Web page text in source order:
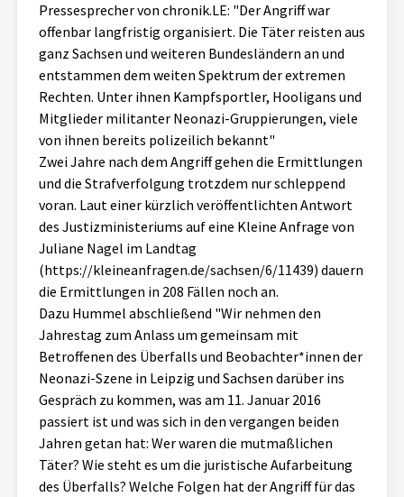
Pressesprecher von chronik.LE: "Der Angriff war
offenbar langfristig organisiert. Die Täter reisten aus
ganz Sachsen und weiteren Bundesländern an und
entstammen dem weiten Spektrum der extremen
Rechten. Unter ihnen Kampfsportler, Hooligans und
Mitglieder militanter Neonazi-Gruppierungen, viele
von ihnen bereits polizeilich bekannt"
Zwei Jahre nach dem Angriff gehen die Ermittlungen
und die Strafverfolgung trotzdem nur schleppend
voran. Laut einer kürzlich veröffentlichten Antwort
des Justizministeriums auf eine Kleine Anfrage von
Juliane Nagel im Landtag
(https://kleineanfragen.de/sachsen/6/11439) dauern
die Ermittlungen in 208 Fällen noch an.
Dazu Hummel abschließend "Wir nehmen den
Jahrestag zum Anlass um gemeinsam mit
Betroffenen des Überfalls und Beobachter*innen der
Neonazi-Szene in Leipzig und Sachsen darüber ins
Gespräch zu kommen, was am 11. Januar 2016
passiert ist und was sich in den vergangen beiden
Jahren getan hat: Wer waren die mutmaßlichen
Täter? Wie steht es um die juristische Aufarbeitung
des Überfalls? Welche Folgen hat der Angriff für das